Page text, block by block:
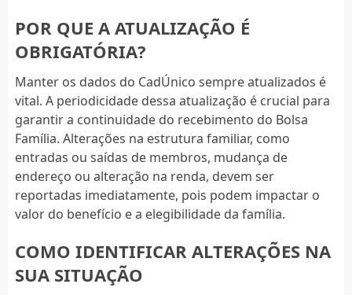
POR QUE A ATUALIZAÇÃO É
OBRIGATÓRIA?
Manter os dados do CadÚnico sempre atualizados é
vital. A periodicidade dessa atualização é crucial para
garantir a continuidade do recebimento do Bolsa
Família. Alterações na estrutura familiar, como
entradas ou saídas de membros, mudança de
endereço ou alteração na renda, devem ser
reportadas imediatamente, pois podem impactar o
valor do benefício e a elegibilidade da família.
COMO IDENTIFICAR ALTERAÇÕES NA
SUA SITUAÇÃO